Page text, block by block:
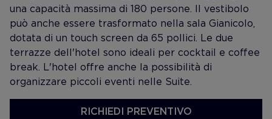
una capacità massima di 180 persone. Il vestibolo
può anche essere trasformato nella sala Gianicolo,
dotata di un touch screen da 65 pollici. Le due
terrazze dell'hotel sono ideali per cocktail e coffee
break. L'hotel offre anche la possibilità di
organizzare piccoli eventi nelle Suite.
RICHIEDI PREVENTIVO